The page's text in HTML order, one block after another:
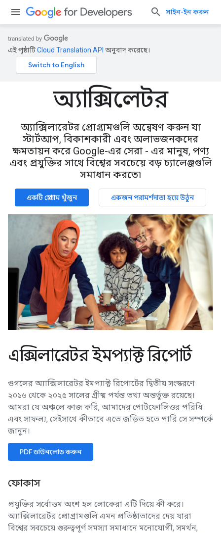
সাইন-ইন করুন
এই পৃষ্ঠাটিCloud Translation API অনুবাদ করেছে।
অ্যাক্সিলেটর
অ্যাক্সিলারেটর প্রোগ্রামগুলি অন্বেষণ করুন যা
স্টার্টআপ, বিকাশকারী এবং অলাভজনকদের
ক্ষমতায়ন করে Google-এর সেরা - এর মানুষ, পণ্য
এবং প্রযুক্তির সাথে বিশ্বের সবচেয়ে বড় চ্যালেঞ্জগুলি
সমাধান করতে৷
একটি প্রোগ্রাম খুঁজুন একজন পরামর্শদাতা হয়ে উঠুন
এক্সিলারেটর ইমপ্যাক্ট রিপোর্ট
গুগলের অ্যাক্সিলারেটর ইমপ্যাক্ট রিপোর্টের দ্বিতীয় সংস্করণে
২০১৬ থেকে ২০২৫ সালের গ্রীষ্ম পর্যন্ত তথ্য অন্তর্ভুক্ত রয়েছে।
আমরা যে অঞ্চলে কাজ করি, আমাদের পোর্টফোলিওর পরিধি
এবং সাফল্য, সেইসাথে কীভাবে এতে জড়িত হতে পারি সে সম্পর্কে
জানুন।
PDF ডাউনলোড করুন
ফোকাস
প্রযুক্তির সর্বোত্তম অংশ হল লোকেরা এটি দিয়ে কী করে।
অ্যাক্সিলারেটর প্রোগ্রামগুলি এমন প্রতিষ্ঠাতাদের দেয় যারা
বিশ্বের সবচেয়ে গুরুত্বপূর্ণ সমস্যা সমাধানে মনোযোগী, সমর্থন,